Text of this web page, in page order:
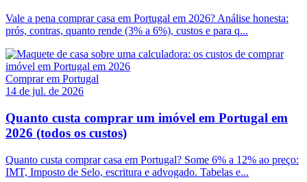
Vale a pena comprar casa em Portugal em 2026? Análise honesta:
prós, contras, quanto rende (3% a 6%), custos e para q...
Comprar em Portugal
14 de jul. de 2026
Quanto custa comprar um imóvel em Portugal em
2026 (todos os custos)
Quanto custa comprar casa em Portugal? Some 6% a 12% ao preço:
IMT, Imposto de Selo, escritura e advogado. Tabelas e...